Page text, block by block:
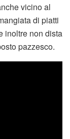
vicino al
di piatti
inoltre non dista
pazzesco.